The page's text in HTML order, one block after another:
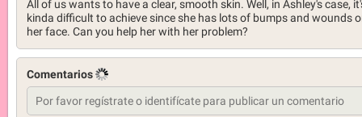
All of us wants to have a clear, smooth skin. Well, in Ashley's case,
kinda difficult to achieve since she has lots of bumps and wounds
her face. Can you help her with her problem?
Comentarios